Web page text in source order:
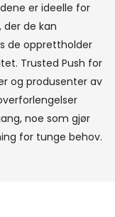
er ideelle for
der de kan
de opprettholder
Trusted Push for
og produsenter av
noe som gjør
for tunge behov.